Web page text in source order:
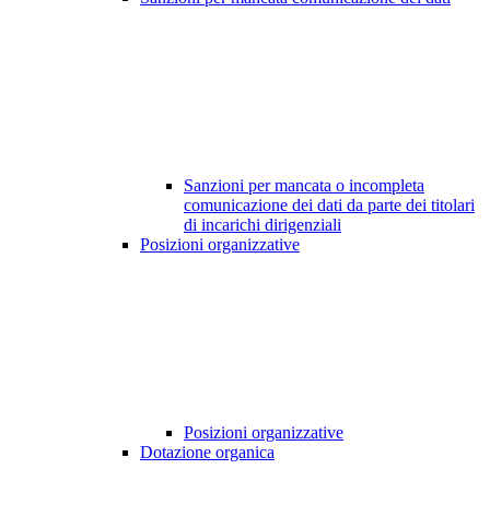
Sanzioni per mancata o incompleta
comunicazione dei dati da parte dei titolari
di incarichi dirigenziali
Posizioni organizzative
Posizioni organizzative
Dotazione organica